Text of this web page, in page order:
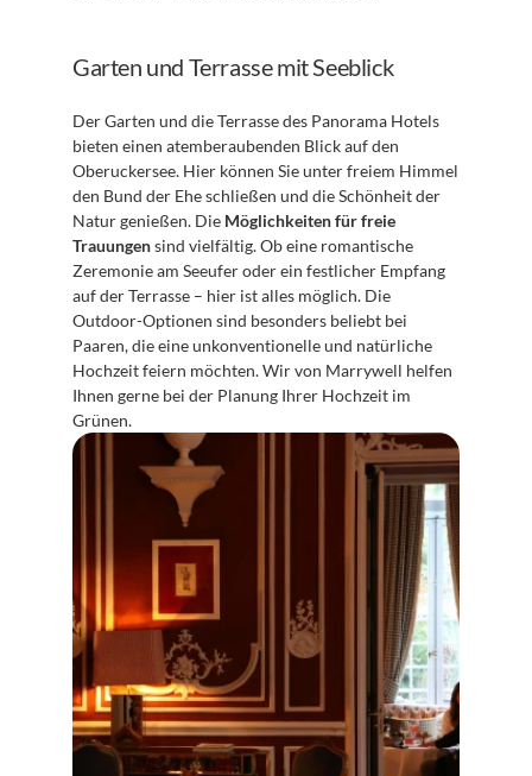
Garten und Terrasse mit Seeblick
Der Garten und die Terrasse des Panorama Hotels
bieten einen atemberaubenden Blick auf den
Oberuckersee. Hier können Sie unter freiem Himmel
den Bund der Ehe schließen und die Schönheit der
Natur genießen. Die Möglichkeiten für freie
Trauungen sind vielfältig. Ob eine romantische
Zeremonie am Seeufer oder ein festlicher Empfang
auf der Terrasse – hier ist alles möglich. Die
Outdoor-Optionen sind besonders beliebt bei
Paaren, die eine unkonventionelle und natürliche
Hochzeit feiern möchten. Wir von Marrywell helfen
Ihnen gerne bei der Planung Ihrer Hochzeit im
Grünen.